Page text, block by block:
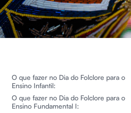
O que fazer no Dia do Folclore para o
Ensino Infantil:
O que fazer no Dia do Folclore para o
Ensino Fundamental I: